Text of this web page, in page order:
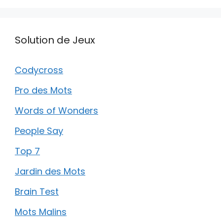
Solution de Jeux
Codycross
Pro des Mots
Words of Wonders
People Say
Top 7
Jardin des Mots
Brain Test
Mots Malins